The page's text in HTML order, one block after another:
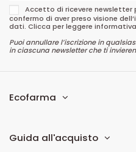
Accetto di ricevere newsletter
confermo di aver preso visione
dati. Clicca per leggere informativa
Puoi annullare l’iscrizione in
in ciascuna newsletter che ti
Ecofarma
Guida all'acquisto